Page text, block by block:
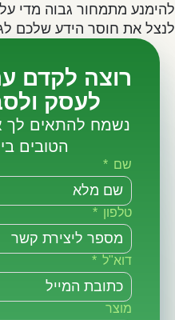
להימנע מתמחור גבוה מדי
לנצל את חוסר הידע שלכם
רוצה לקדם
לעסק
נשמח להתאים לך
הטובים
שם
טלפון
דוא"ל
מוצר